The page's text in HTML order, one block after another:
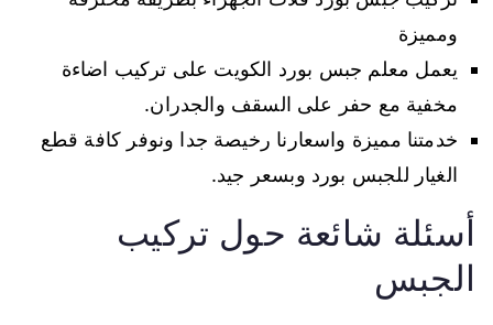
ومميزة
يعمل معلم جبس بورد الكويت على تركيب اضاءة
مخفية مع حفر على السقف والجدران.
خدمتنا مميزة واسعارنا رخيصة جدا ونوفر كافة قطع
الغيار للجبس بورد وبسعر جيد.
أسئلة شائعة حول تركيب
الجبس